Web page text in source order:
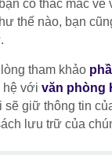
có thắc mắc
thế nào, bạn
tham khảo
hệ với văn phòng
sẽ giữ thông tin
lưu trữ của